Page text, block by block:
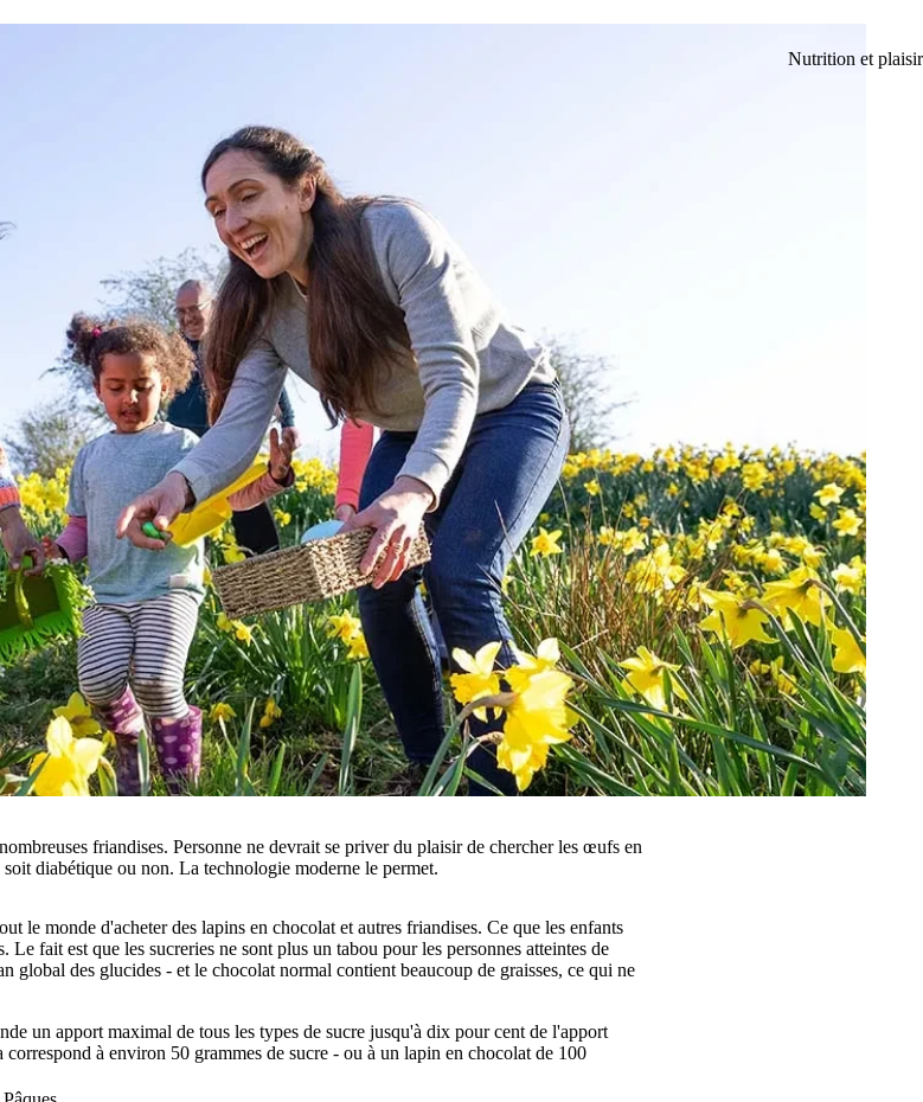
Nutrition et plaisir
friandises. Personne ne devrait se priver du plaisir de chercher les œufs en
diabétique ou non. La technologie moderne le permet.
le monde d'acheter des lapins en chocolat et autres friandises. Ce que les enfants
fait est que les sucreries ne sont plus un tabou pour les personnes atteintes de
global des glucides - et le chocolat normal contient beaucoup de graisses, ce qui ne
un apport maximal de tous les types de sucre jusqu'à dix pour cent de l'apport
à environ 50 grammes de sucre - ou à un lapin en chocolat de 100